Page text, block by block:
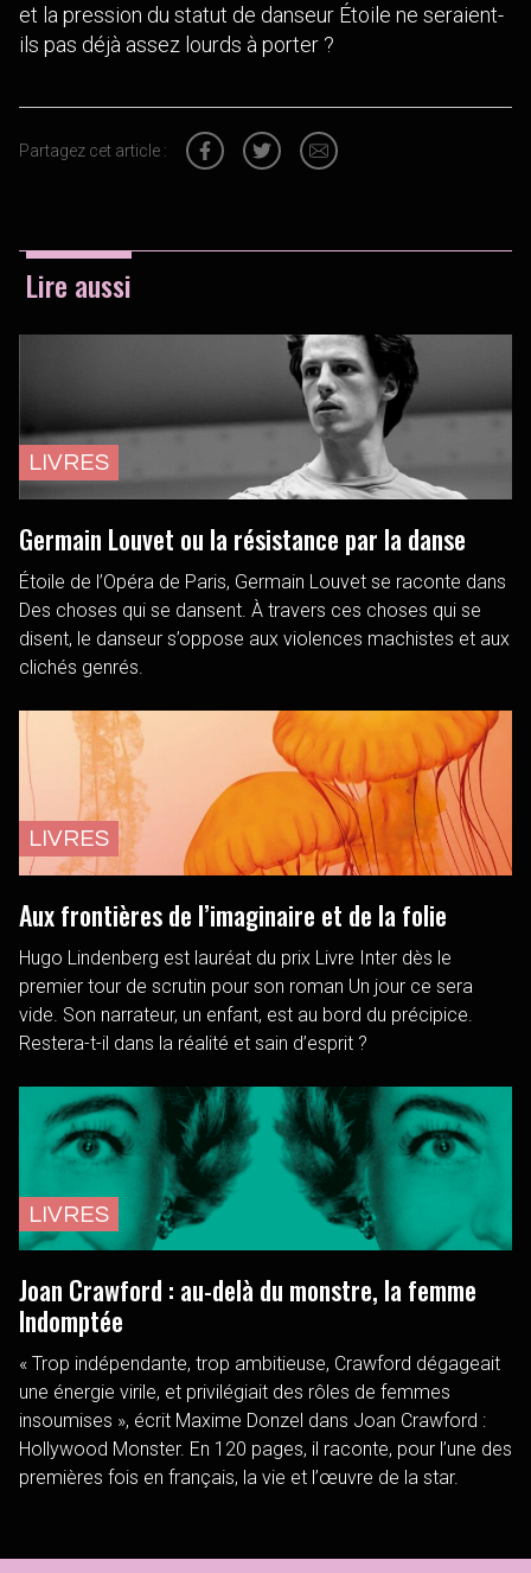
et la pression du statut de danseur Étoile ne seraient-
ils pas déjà assez lourds à porter ?
Partagez cet article :
Lire aussi
LIVRES
Germain Louvet ou la résistance par la danse
Étoile de l’Opéra de Paris, Germain Louvet se raconte dans
Des choses qui se dansent. À travers ces choses qui se
disent, le danseur s’oppose aux violences machistes et aux
clichés genrés.
LIVRES
Aux frontières de l’imaginaire et de la folie
Hugo Lindenberg est lauréat du prix Livre Inter dès le
premier tour de scrutin pour son roman Un jour ce sera
vide. Son narrateur, un enfant, est au bord du précipice.
Restera-t-il dans la réalité et sain d’esprit ?
LIVRES
Joan Crawford : au-delà du monstre, la femme
Indomptée
« Trop indépendante, trop ambitieuse, Crawford dégageait
une énergie virile, et privilégiait des rôles de femmes
insoumises », écrit Maxime Donzel dans Joan Crawford :
Hollywood Monster. En 120 pages, il raconte, pour l’une des
premières fois en français, la vie et l’œuvre de la star.